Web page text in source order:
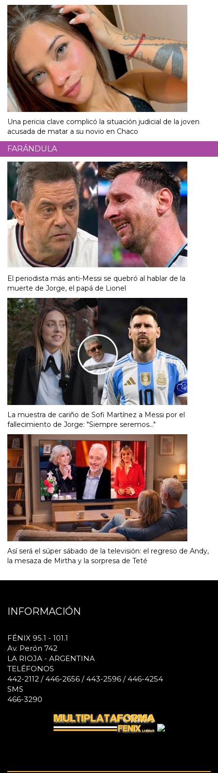
Una pericia clave complicó la situación judicial de la joven
acusada de matar a su novio en Chaco
FARÁNDULA
El periodista más anti-Messi se quebró al hablar de la
muerte de Jorge, el papá de Lionel
La muestra de cariño de Sofi Martínez a Messi por el
fallecimiento de Jorge: "Siempre seremos..."
Así será el súper sábado de la televisión: el regreso de Andy,
la mesaza de Mirtha y la sorpresa de Teté
INFORMACIÓN
FÉNIX 95.1 - 101.1
Av. Perón 742
LA RIOJA - ARGENTINA
TELÉFONOS
442-2112 / 446-2656 / 443-2596 / 446-4254
SMS
466-3290